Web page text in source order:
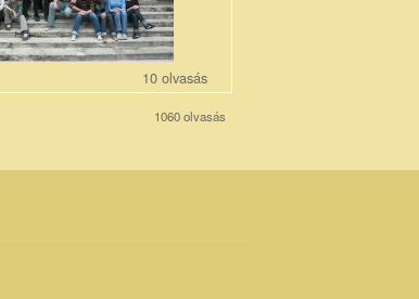
10 olvasás
1060 olvasás